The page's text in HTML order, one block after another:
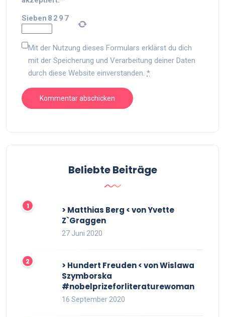
Sieben 8 2 9 7
Mit der Nutzung dieses Formulars erklärst du dich
mit der Speicherung und Verarbeitung deiner Daten
durch diese Website einverstanden. *
Beliebte Beiträge
> Matthias Berg < von Yvette
Z`Graggen
27 Juni 2020
> Hundert Freuden < von Wislawa
Szymborska
#nobelprizeforliteraturewoman
16 September 2020